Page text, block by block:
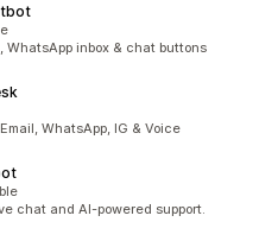
WhatsApp inbox & chat buttons
WhatsApp, IG & Voice
chat and AI-powered support.